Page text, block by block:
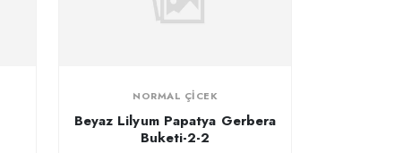
NORMAL ÇICEK
Beyaz Lilyum Papatya Gerbera
Buketi-2-2